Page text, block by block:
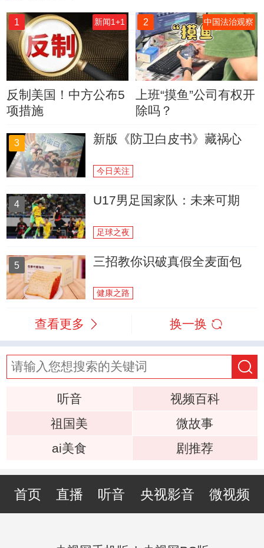
1 新闻1+1
反制美国！中方公布5
项措施
2 中国法治观察
上班“摸鱼”公司有权开
除吗？
3 新版《防卫白皮书》藏祸心
今日关注
4 U17男足国家队：未来可期
足球之夜
5 三招教你识破真假全麦面包
健康之路
查看更多 换一换
听音
视频百科
祖国美
微故事
ai美食
剧推荐
首页 直播 听音 央视影音 微视频